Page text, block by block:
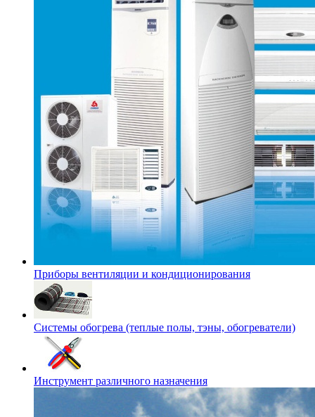
Приборы вентиляции и кондиционирования
Системы обогрева (теплые полы, тэны, обогреватели)
Инструмент различного назначения